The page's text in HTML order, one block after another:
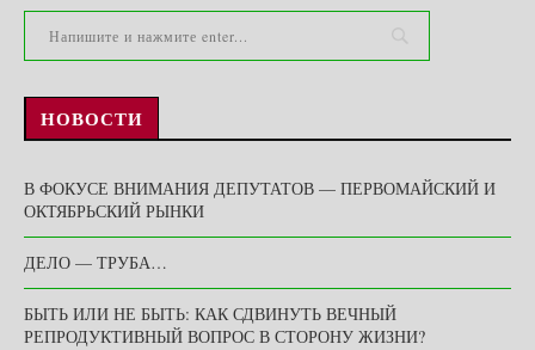
НОВОСТИ
В ФОКУСЕ ВНИМАНИЯ ДЕПУТАТОВ — ПЕРВОМАЙСКИЙ И
ОКТЯБРЬСКИЙ РЫНКИ
ДЕЛО — ТРУБА…
БЫТЬ ИЛИ НЕ БЫТЬ: КАК СДВИНУТЬ ВЕЧНЫЙ
РЕПРОДУКТИВНЫЙ ВОПРОС В СТОРОНУ ЖИЗНИ?